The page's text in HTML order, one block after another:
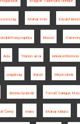
Molnár Imre Edvard
naplója Brassó
Ada Trianon arcai békekonferencia
polgárság Bánát Wilson elnök
Benda Gyula-díj Tomáš Garrigue
Černý Index Molnár Miklós